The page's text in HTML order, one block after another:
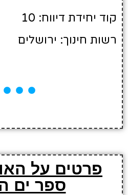
קוד יחידת דיווח: 10
רשות חינוך: ירושלים
פרטים על
ספר ים